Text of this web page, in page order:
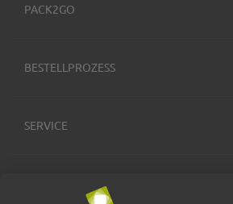
PACK2GO
BESTELLPROZESS
SERVICE